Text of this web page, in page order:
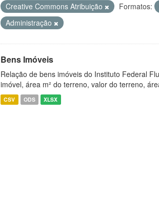
Creative Commons Atribuição
Formatos:
Administração
Bens Imóveis
Relação de bens imóveis do Instituto Federal
imóvel, área m² do terreno, valor do terreno,
CSV ODS XLSX